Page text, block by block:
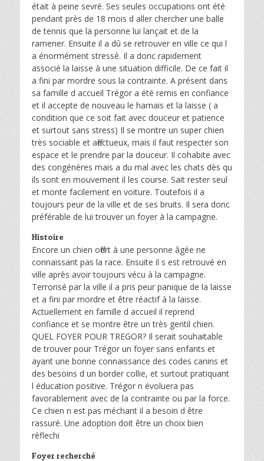
était à peine sevré. Ses seules occupations ont été
pendant près de 18 mois d aller chercher une balle
de tennis que la personne lui lançait et de la
ramener. Ensuite il a dû se retrouver en ville ce qui l
a énormément stressé. Il a donc rapidement
associé la laisse à une situation difficile. De ce fait il
a fini par mordre sous la contrainte. A présent dans
sa famille d accueil Trégor a été remis en confiance
et il accepte de nouveau le harnais et la laisse ( a
condition que ce soit fait avec douceur et patience
et surtout sans stress) Il se montre un super chien
très sociable et affectueux, mais il faut respecter son
espace et le prendre par la douceur. Il cohabite avec
des congénères mais a du mal avec les chats dès qu
ils sont en mouvement il les course. Sait rester seul
et monte facilement en voiture. Toutefois il a
toujours peur de la ville et de ses bruits. Il sera donc
préférable de lui trouver un foyer à la campagne.
Histoire
Encore un chien offert à une personne âgée ne
connaissant pas la race. Ensuite il s est retrouvé en
ville après avoir toujours vécu à la campagne.
Terrorisé par la ville il a pris peur panique de la laisse
et a fini par mordre et être réactif à la laisse.
Actuellement en famille d accueil il reprend
confiance et se montre être un très gentil chien.
QUEL FOYER POUR TREGOR? Il serait souhaitable
de trouver pour Trégor un foyer sans enfants et
ayant une bonne connaissance des codes canins et
des besoins d un border collie, et surtout pratiquant
l éducation positive. Trégor n évoluera pas
favorablement avec de la contrainte ou par la force.
Ce chien n est pas méchant il a besoin d être
rassuré. Une adoption doit être un choix bien
réflechi
Foyer recherché